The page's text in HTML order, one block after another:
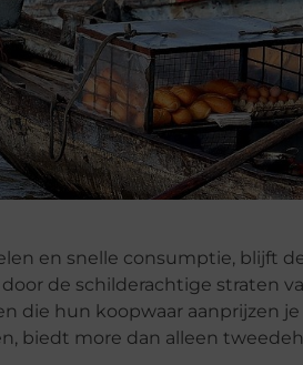
en snelle consumptie, blijft
de schilderachtige straten
die hun koopwaar aanprijzen
biedt more dan alleen